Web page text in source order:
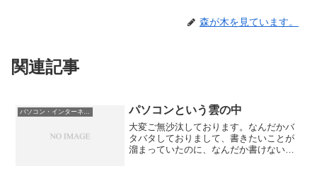
森が木を見ています。
関連記事
パソコン・インターネット パソコンという雲の中
大変ご無沙汰しております。なんだかバ
タバタしておりまして、書きたいことが
溜まっていたのに、なんだか書けない状